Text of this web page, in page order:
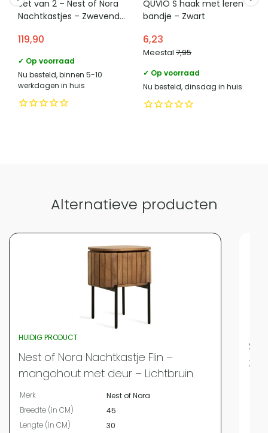
Vergelijk met alternatieven
Set van 2 – Nest of Nora
Nachtkastjes – Zwevend
design – Bruin
119,90
✓ Op voorraad
Nu besteld, binnen 5-10
werkdagen in huis
QUVIO S haak met leren
bandje – Zwart
6,23
Meestal 7,95
✓ Op voorraad
Nu besteld, dinsdag in huis
Alternatieve producten
HUIDIG PRODUCT
Nest of Nora Nachtkastje Flin –
mangohout met deur – Lichtbruin
Merk
Nest of Nora
Breedte (in CM)
45
Lengte (in CM)
30